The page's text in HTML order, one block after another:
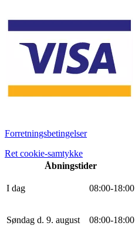
Forretningsbetingelser
Ret cookie-samtykke
Åbningstider
I dag 08:00-18:00
Søndag d. 9. august 08:00-18:00